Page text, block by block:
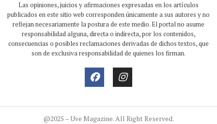
Las opiniones, juicios y afirmaciones expresadas en los artículos
publicados en este sitio web corresponden únicamente a sus autores y no
reflejan necesariamente la postura de este medio. El portal no asume
responsabilidad alguna, directa o indirecta, por los contenidos,
consecuencias o posibles reclamaciones derivadas de dichos textos, que
son de exclusiva responsabilidad de quienes los firman.
@2025 – Uve Magazine. All Right Reserved.